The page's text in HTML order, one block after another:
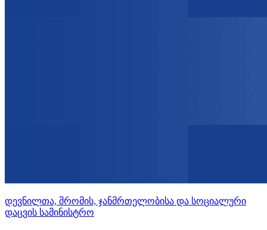
დევნილთა, შრომის, ჯანმრთელობისა და სოციალური
დაცვის სამინისტრო